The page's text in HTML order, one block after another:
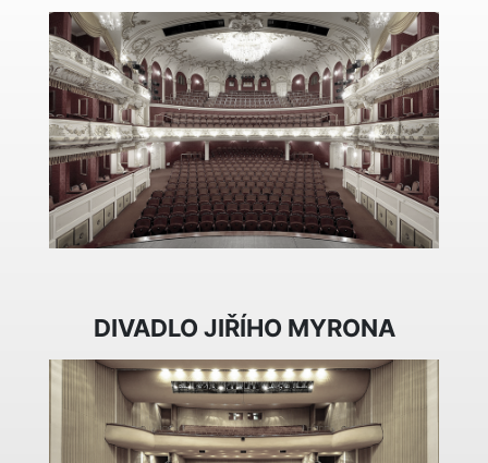
DIVADLO JIŘÍHO MYRONA